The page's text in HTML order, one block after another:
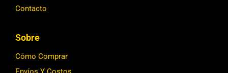
Contacto
Sobre
Cómo Comprar